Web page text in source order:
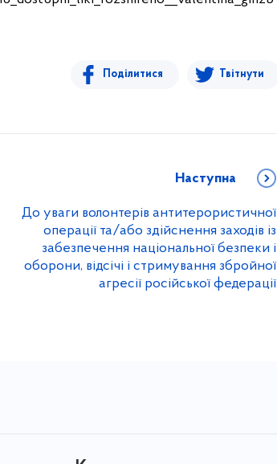
Поділитися Твітнути
Наступна
До уваги волонтерів антитерористичної
операції та/або здійснення заходів із
забезпечення національної безпеки і
оборони, відсічі і стримування збройної
агресії російської федерації